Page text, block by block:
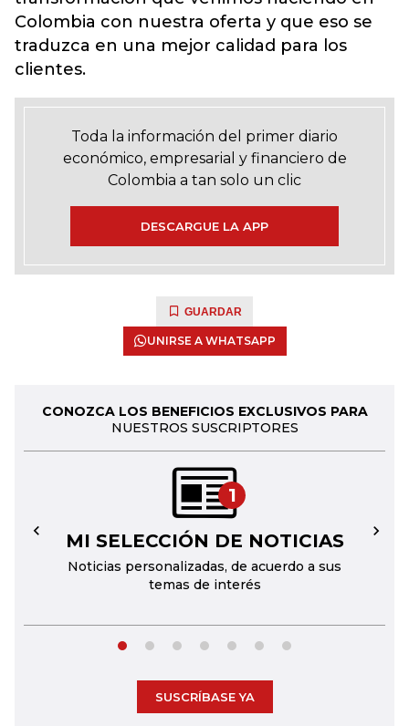
Colombia con nuestra oferta y que eso se
traduzca en una mejor calidad para los
clientes.
Toda la información del primer diario
económico, empresarial y financiero de
Colombia a tan solo un clic
DESCARGUE LA APP
GUARDAR
UNIRSE A WHATSAPP
CONOZCA LOS BENEFICIOS EXCLUSIVOS PARA
NUESTROS SUSCRIPTORES
1
MI SELECCIÓN DE NOTICIAS
Noticias personalizadas, de acuerdo a sus
temas de interés
← →
SUSCRÍBASE YA